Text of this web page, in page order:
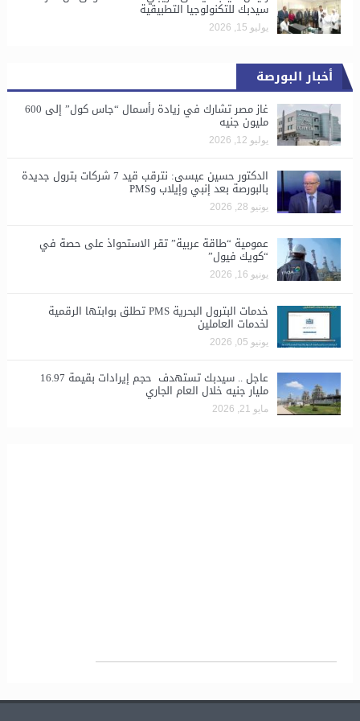
سيدبك للتكنولوجيا التطبيقية
يوليو 15, 2026
أخبار البورصة
غاز مصر تشارك في زيادة رأسمال “جاس كول” إلى 600
مليون جنيه
يوليو 12, 2026
الدكتور حسين عيسى: نترقب قيد 7 شركات بترول جديدة
بالبورصة بعد إنبي وإيلاب وPMS
يونيو 28, 2026
​عمومية “طاقة عربية” تقر الاستحواذ على حصة في
“كويك فيول”
يونيو 16, 2026
خدمات البترول البحرية PMS تطلق بوابتها الرقمية
لخدمات العاملين
يونيو 05, 2026
عاجل .. سيدبك تستهدف حجم إيرادات بقيمة 16.97
مليار جنيه خلال العام الجاري
مايو 21, 2026